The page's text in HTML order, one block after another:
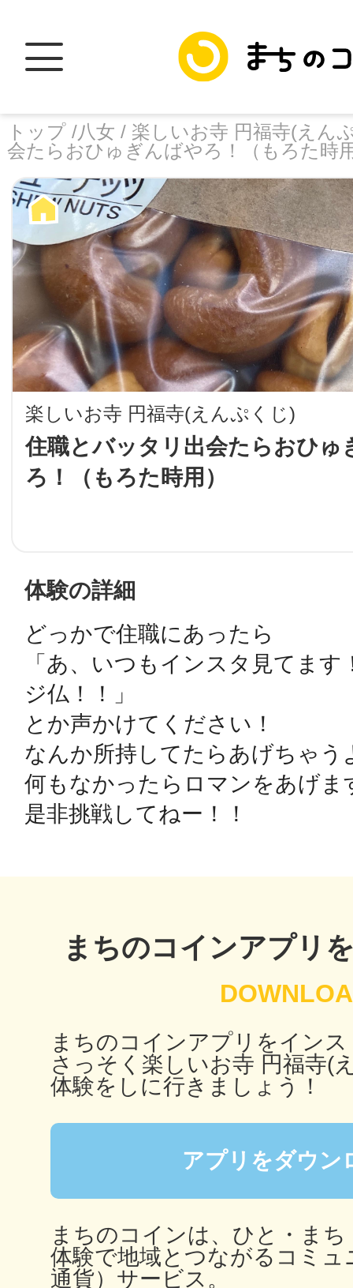
トップ /八女 / 楽しいお寺 円福寺(えん
会たらおひゅぎんばやろ！（もろた時
楽しいお寺 円福寺(えんぷくじ)
住職とバッタリ出会たらおひゅ
ろ！（もろた時用）
facebook
X
LINE
SMS
URLをコピー
体験の詳細
どっかで住職にあったら
「あ、いつもインスタ見てま
ジ仏！！」
とか声かけてください！
なんか所持してたらあげちゃう
何もなかったらロマンをあげま
是非挑戦してねー！！
まちのコインアプリ
まちのコインアプリをイン
さっそく楽しいお寺 円福寺(
体験をしに行きましょう！
アプリをダウン
まちのコインは、ひと・ま
体験で地域とつながるコミュ
通貨）サービス。
トップ
加盟スポットに
地域に導入を
智頭
鴻巣
生駒
秋葉原
日置